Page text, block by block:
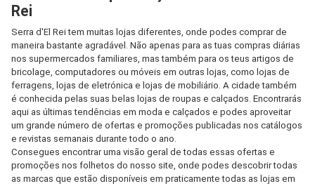
Rei
Serra d'El Rei tem muitas lojas diferentes, onde podes comprar de
maneira bastante agradável. Não apenas para as tuas compras diárias
nos supermercados familiares, mas também para os teus artigos de
bricolage, computadores ou móveis em outras lojas, como lojas de
ferragens, lojas de eletrónica e lojas de mobiliário. A cidade também
é conhecida pelas suas belas lojas de roupas e calçados. Encontrarás
aqui as últimas tendências em moda e calçados e podes aproveitar
um grande número de ofertas e promoções publicadas nos catálogos
e revistas semanais durante todo o ano.
Consegues encontrar uma visão geral de todas essas ofertas e
promoções nos folhetos do nosso site, onde podes descobrir todas
as marcas que estão disponíveis em praticamente todas as lojas em